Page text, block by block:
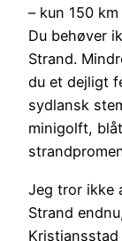
– kun 150
Du behøver
Strand.
du et dejligt
sydlansk
minigolft,
Jeg tror ikke
Strand